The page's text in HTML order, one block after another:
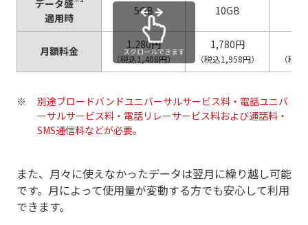
データ盛
適用時
5GB 10GB
月額料金 1,280円
（税込1,408円）
1,780円
（税込1,958円） （税
スクロールできます
別途ブロードバンドユニバーサルサービス料・電話ユニバ
ーサルサービス料・電話リレーサービス料および通話料・
SMS通信料などが必要。
また、月々に使えなかったデータは翌月に繰り越し可能
です。月によって使用量が変動する方でも安心して利用
できます。